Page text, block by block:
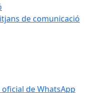
de comunicació
de WhatsApp